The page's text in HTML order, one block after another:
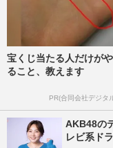
宝くじ当たる人だけが
ること、教えます
PR(合同会社デジタ
AKB48の
レビ系ド